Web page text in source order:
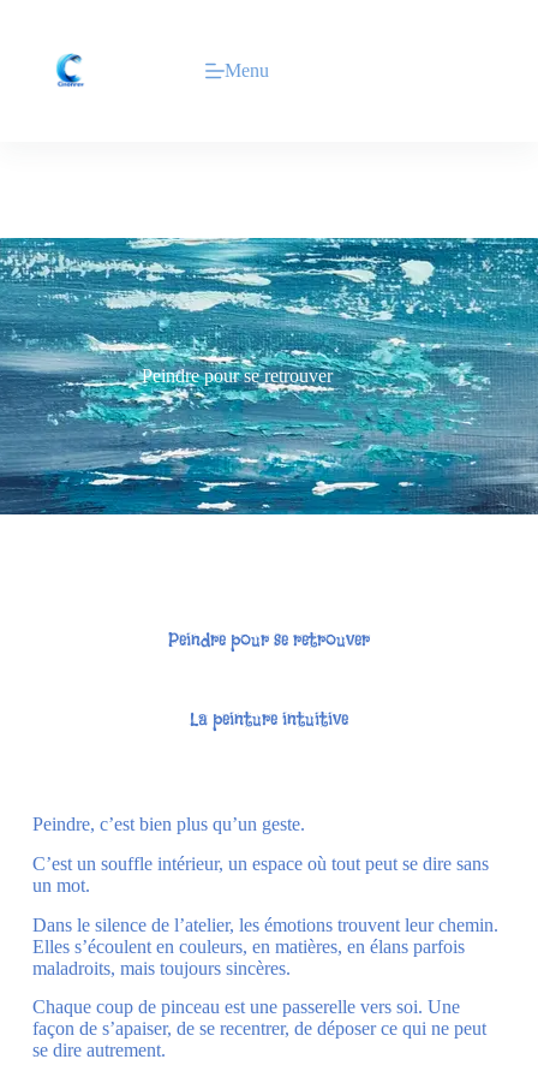
Menu
Peindre pour se retrouver
Peindre pour se retrouver
La peinture intuitive
Peindre, c’est bien plus qu’un geste.
C’est un souffle intérieur, un espace où tout peut se dire sans
un mot.
Dans le silence de l’atelier, les émotions trouvent leur chemin.
Elles s’écoulent en couleurs, en matières, en élans parfois
maladroits, mais toujours sincères.
Chaque coup de pinceau est une passerelle vers soi. Une
façon de s’apaiser, de se recentrer, de déposer ce qui ne peut
se dire autrement.